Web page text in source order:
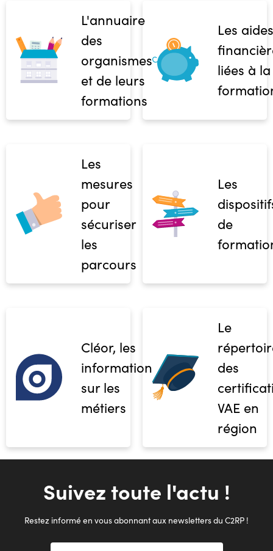
L'annuaire
des
organismes
et de leurs
formations
Les aides
liées à la
Les
mesures
pour
sécuriser
les
parcours
Les
de
Cléor, les
informations
sur les
métiers
Le
des
VAE en
région
Suivez toute l'actu !
Restez informé en vous abonnant aux newsletters du C2RP !